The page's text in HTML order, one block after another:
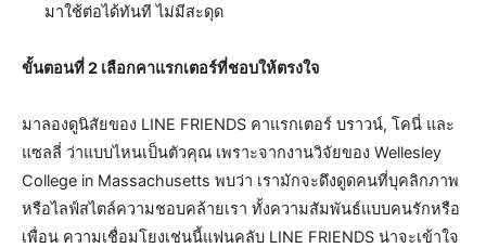
มาใช้ต่อได้ทันที ไม่มีสะดุด
ขั้นตอนที่2 เลือกคาแรกเตอร์ที่ชอบให้ตรงใจ
มาลองดูนิสัยของ LINE FRIENDS คาแรกเตอร์ บราวน์, โคนี่ และ
แซลลี่ ว่าแบบไหนเป็นตัวคุณ เพราะจากงานวิจัยของ Wellesley
College in Massachusetts พบว่า เรามักจะดึงดูดคนที่บุคลิกภาพ
หรือไลฟ์สไตล์ความชอบคล้ายเรา ทั้งความสัมพันธ์แบบคนรักหรือ
เพื่อน ความเชื่อมโยงเช่นนี้แฟนคลับ LINE FRIENDS น่าจะเข้าใจ